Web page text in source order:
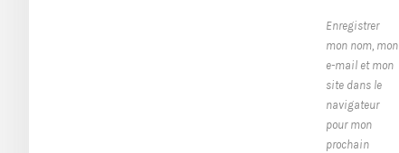
Enregistrer
mon nom, mon
e-mail et mon
site dans le
navigateur
pour mon
prochain